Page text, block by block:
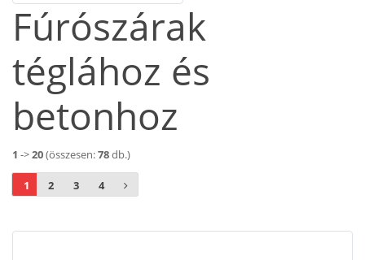
Fúrószárak
téglához és
betonhoz
1 ->20(összesen:78db.)
1 2 3 4